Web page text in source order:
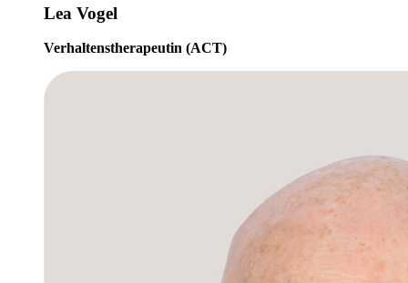
Lea Vogel
Verhaltenstherapeutin (ACT)